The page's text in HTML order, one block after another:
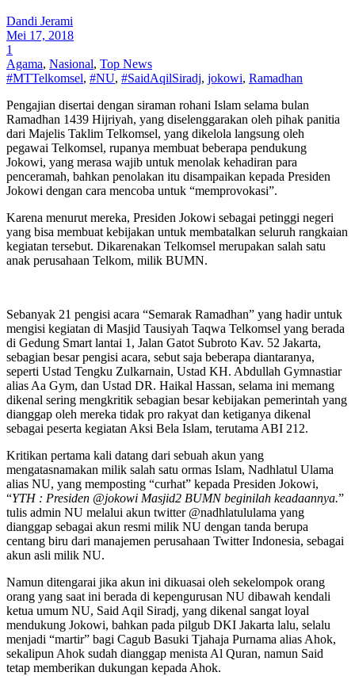
Dandi Jerami
Mei 17, 2018
1
Agama, Nasional, Top News
#MTTelkomsel, #NU, #SaidAqilSiradj, jokowi, Ramadhan
Pengajian disertai dengan siraman rohani Islam selama bulan
Ramadhan 1439 Hijriyah, yang diselenggarakan oleh pihak panitia
dari Majelis Taklim Telkomsel, yang dikelola langsung oleh
pegawai Telkomsel, rupanya membuat beberapa pendukung
Jokowi, yang merasa wajib untuk menolak kehadiran para
penceramah, bahkan penolakan itu disampaikan kepada Presiden
Jokowi dengan cara mencoba untuk “memprovokasi”.
Karena menurut mereka, Presiden Jokowi sebagai petinggi negeri
yang bisa membuat kebijakan untuk membatalkan seluruh rangkaian
kegiatan tersebut. Dikarenakan Telkomsel merupakan salah satu
anak perusahaan Telkom, milik BUMN.
Sebanyak 21 pengisi acara “Semarak Ramadhan” yang hadir untuk
mengisi kegiatan di Masjid Tausiyah Taqwa Telkomsel yang berada
di Gedung Smart lantai 1, Jalan Gatot Subroto Kav. 52 Jakarta,
sebagian besar pengisi acara, sebut saja beberapa diantaranya,
seperti Ustad Tengku Zulkarnain, Ustad KH. Abdullah Gymnastiar
alias Aa Gym, dan Ustad DR. Haikal Hassan, selama ini memang
dikenal sering mengkritik sebagian besar kebijakan pemerintah yang
dianggap oleh mereka tidak pro rakyat dan ketiganya dikenal
sebagai peserta kegiatan Aksi Bela Islam, terutama ABI 212.
Kritikan pertama kali datang dari sebuah akun yang
mengatasnamakan milik salah satu ormas Islam, Nadhlatul Ulama
alias NU, yang memposting “curhat” kepada Presiden Jokowi,
“YTH : Presiden @jokowi Masjid2 BUMN beginilah keadaannya.”
tulis admin NU melalui akun twitter @nadhlatululama yang
dianggap sebagai akun resmi milik NU dengan tanda berupa
centang biru dari manajemen perusahaan Twitter Indonesia, sebagai
akun asli milik NU.
Namun ditengarai jika akun ini dikuasai oleh sekelompok orang
orang yang saat ini berada di kepengurusan NU dibawah kendali
ketua umum NU, Said Aqil Siradj, yang dikenal sangat loyal
mendukung Jokowi, bahkan pada pilgub DKI Jakarta lalu, selalu
menjadi “martir” bagi Cagub Basuki Tjahaja Purnama alias Ahok,
sekalipun Ahok sudah dianggap menista Al Quran, namun Said
tetap memberikan dukungan kepada Ahok.